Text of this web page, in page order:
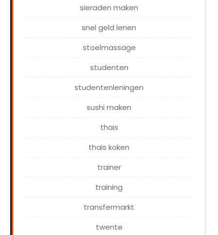
sieraden maken
snel geld lenen
stoelmassage
studenten
studentenleningen
sushi maken
thais
thais koken
trainer
training
transfermarkt
twente